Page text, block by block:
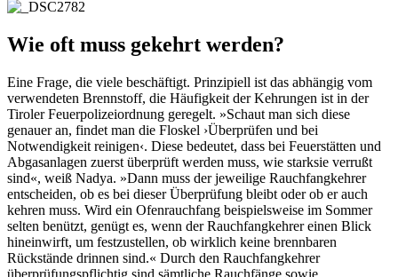
Wie oft muss gekehrt werden?
Eine Frage, die viele beschäftigt. Prinzipiell ist das abhängig vom
verwendeten Brennstoff, die Häufigkeit der Kehrungen ist in der
Tiroler Feuerpolizeiordnung geregelt. »Schaut man sich diese
genauer an, findet man die Floskel ›Überprüfen und bei
Notwendigkeit reinigen‹. Diese bedeutet, dass bei Feuerstätten und
Abgasanlagen zuerst überprüft werden muss, wie starksie verrußt
sind«, weiß Nadya. »Dann muss der jeweilige Rauchfangkehrer
entscheiden, ob es bei dieser Überprüfung bleibt oder ob er auch
kehren muss. Wird ein Ofenrauchfang beispielsweise im Sommer
selten benützt, genügt es, wenn der Rauchfangkehrer einen Blick
hineinwirft, um festzustellen, ob wirklich keine brennbaren
Rückstände drinnen sind.« Durch den Rauchfangkehrer